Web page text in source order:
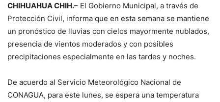
CHIHUAHUA CHIH.– El Gobierno Municipal, a través de
Protección Civil, informa que en esta semana se mantiene
un pronóstico de lluvias con cielos mayormente nublados,
presencia de vientos moderados y con posibles
precipitaciones especialmente en las tardes y noches.
De acuerdo al Servicio Meteorológico Nacional de
CONAGUA, para este lunes, se espera una temperatura